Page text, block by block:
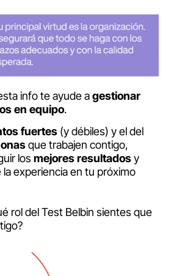
info te ayude agestionar
en equipo.
fuertes (y débiles) y el del
que trabajen contigo,
los mejores resultadosy
la experiencia en tu próximo
rol del Test Belbin sientes que